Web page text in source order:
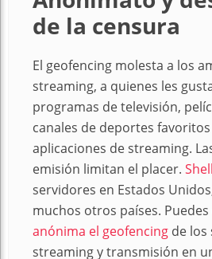
de la censura
El geofencing molesta a los
streaming, a quienes les
programas de televisión,
canales de deportes favoritos
aplicaciones de streaming.
emisión limitan el placer.
servidores en Estados
muchos otros países. Puedes
anónima el geofencing de los
streaming y transmisión en